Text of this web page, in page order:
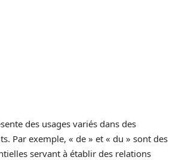
des usages variés dans des
Par exemple, « de » et « du » sont des
servant à établir des relations